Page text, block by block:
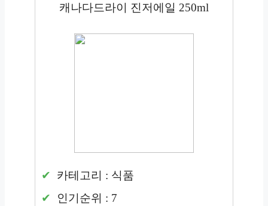
캐나다드라이 진저에일 250ml
카테고리 : 식품
인기순위 : 7